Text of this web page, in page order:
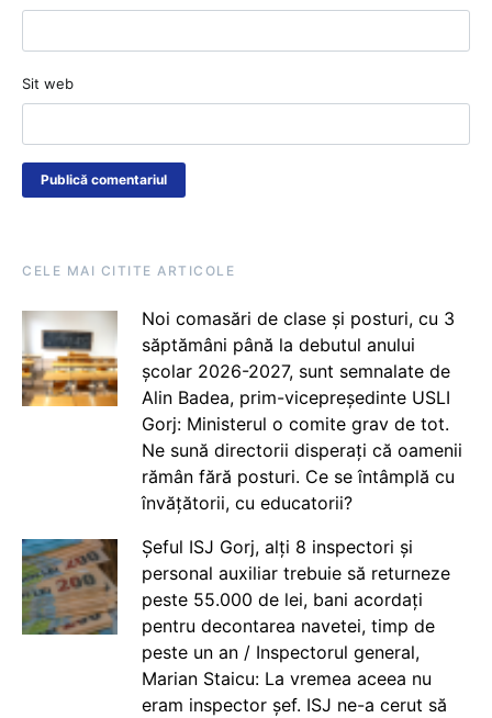
Sit web
CELE MAI CITITE ARTICOLE
Noi comasări de clase și posturi, cu 3
săptămâni până la debutul anului
școlar 2026-2027, sunt semnalate de
Alin Badea, prim-vicepreședinte USLI
Gorj: Ministerul o comite grav de tot.
Ne sună directorii disperați că oamenii
rămân fără posturi. Ce se întâmplă cu
învățătorii, cu educatorii?
Șeful ISJ Gorj, alți 8 inspectori și
personal auxiliar trebuie să returneze
peste 55.000 de lei, bani acordați
pentru decontarea navetei, timp de
peste un an / Inspectorul general,
Marian Staicu: La vremea aceea nu
eram inspector șef. ISJ ne-a cerut să